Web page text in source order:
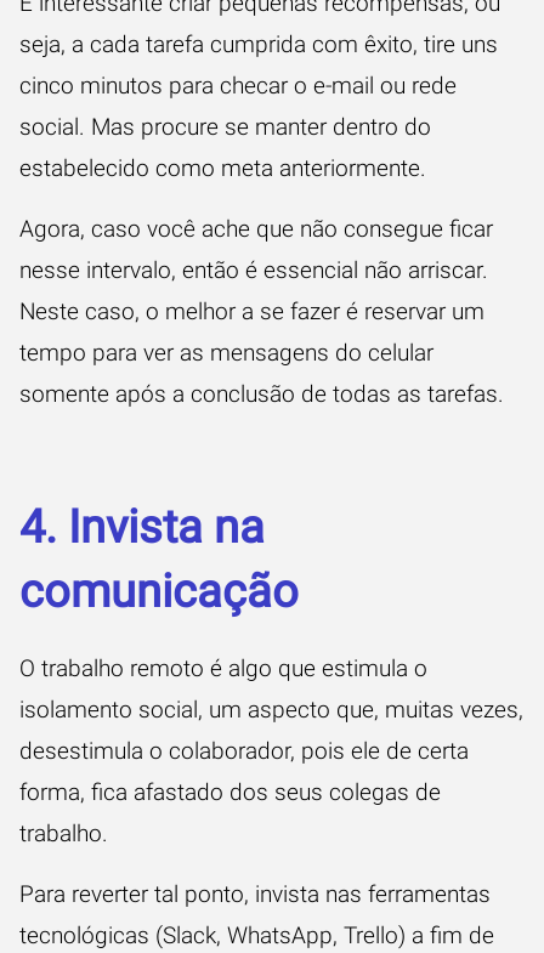
seja, a cada tarefa cumprida com êxito, tire uns
cinco minutos para checar o e-mail ou rede
social. Mas procure se manter dentro do
estabelecido como meta anteriormente.
Agora, caso você ache que não consegue ficar
nesse intervalo, então é essencial não arriscar.
Neste caso, o melhor a se fazer é reservar um
tempo para ver as mensagens do celular
somente após a conclusão de todas as tarefas.
4. Invista na
comunicação
O trabalho remoto é algo que estimula o
isolamento social, um aspecto que, muitas vezes,
desestimula o colaborador, pois ele de certa
forma, fica afastado dos seus colegas de
trabalho.
Para reverter tal ponto, invista nas ferramentas
tecnológicas (Slack, WhatsApp, Trello) a fim de